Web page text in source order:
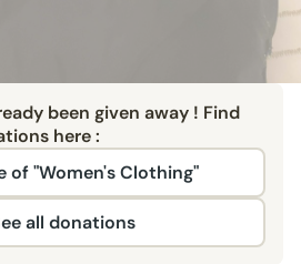
been given away ! Find
here :
of "Women's Clothing"
all donations